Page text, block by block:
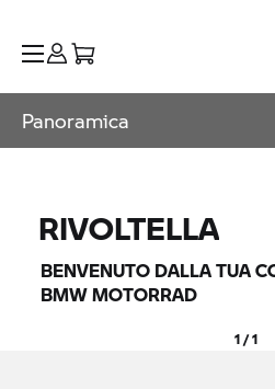
Panoramica
RIVOLTELLA
BENVENUTO DALLA TUA
BMW MOTORRAD
1 / 1